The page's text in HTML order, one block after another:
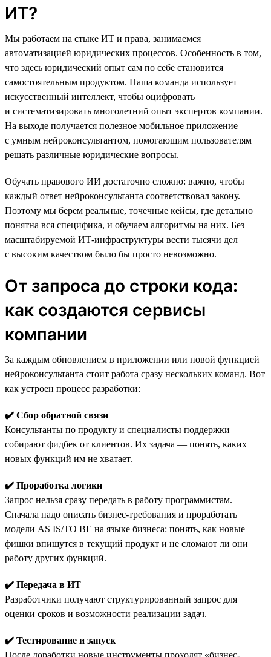
ИТ?
Мы работаем на стыке ИТ и права, занимаемся
автоматизацией юридических процессов. Особенность в том,
что здесь юридический опыт сам по себе становится
самостоятельным продуктом. Наша команда использует
искусственный интеллект, чтобы оцифровать
и систематизировать многолетний опыт экспертов компании.
На выходе получается полезное мобильное приложение
с умным нейроконсультантом, помогающим пользователям
решать различные юридические вопросы.
Обучать правового ИИ достаточно сложно: важно, чтобы
каждый ответ нейроконсультанта соответствовал закону.
Поэтому мы берем реальные, точечные кейсы, где детально
понятна вся специфика, и обучаем алгоритмы на них. Без
масштабируемой ИТ-инфраструктуры вести тысячи дел
с высоким качеством было бы просто невозможно.
От запроса до строки кода:
как создаются сервисы
компании
За каждым обновлением в приложении или новой функцией
нейроконсультанта стоит работа сразу нескольких команд. Вот
как устроен процесс разработки:
✔️ Сбор обратной связи
Консультанты по продукту и специалисты поддержки
собирают фидбек от клиентов. Их задача — понять, каких
новых функций им не хватает.
✔️ Проработка логики
Запрос нельзя сразу передать в работу программистам.
Сначала надо описать бизнес-требования и проработать
модели AS IS/TO BE на языке бизнеса: понять, как новые
фишки впишутся в текущий продукт и не сломают ли они
работу других функций.
✔️ Передача в ИТ
Разработчики получают структурированный запрос для
оценки сроков и возможности реализации задач.
✔️ Тестирование и запуск
После доработки новые инструменты проходят «бизнес-